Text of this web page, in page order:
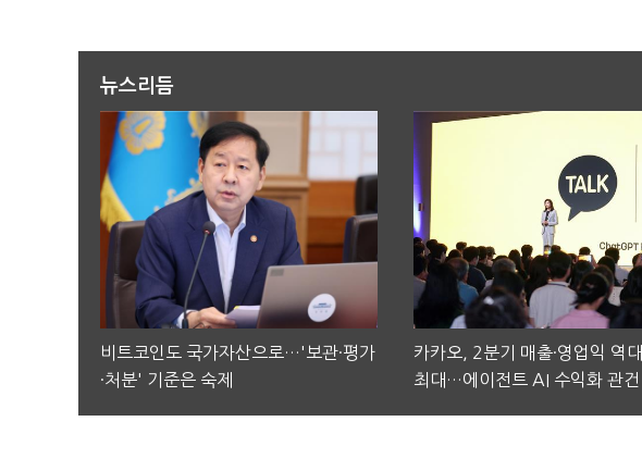
뉴스리듬
비트코인도 국가자산으로…'보관·평가
·처분' 기준은 숙제
카카오, 2분기 매출·영업익 역대
최대…에이전트 AI 수익화 관건